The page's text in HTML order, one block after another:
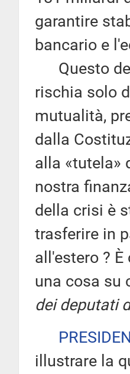
garantire
bancario e
Questo
rischia solo
mutualità,
dalla
alla «tutela»
nostra
della crisi è
trasferire in
all'estero ?
una cosa su
dei deputati
illustrare la